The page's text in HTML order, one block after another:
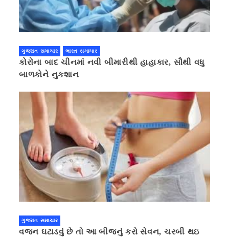
ગુજરાત સમાચાર ભારત સમાચાર
કોરોના બાદ ચીનમાં નવી બીમારીથી હાહાકાર, સૌથી વધુ
બાળકોને નુકશાન
ગુજરાત સમાચાર
વજન ઘટાડવું છે તો આ બીજનું કરો સેવન, ચરબી થઇ